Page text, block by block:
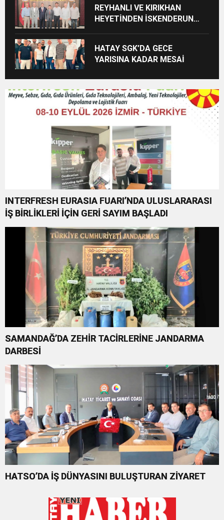
REYHANLI VE KIRIKHAN
HEYETİNDEN İSKENDERUN
HATAY SGK’DA GECE
YARISINA KADAR MESAİ
INTERFRESH EURASIA FUARI’NDA ULUSLARARASI
İŞ BİRLİKLERİ İÇİN GERİ SAYIM BAŞLADI
SAMANDAĞ’DA ZEHİR TACİRLERİNE JANDARMA
DARBESİ
HATSO’DA İŞ DÜNYASINI BULUŞTURAN ZİYARET